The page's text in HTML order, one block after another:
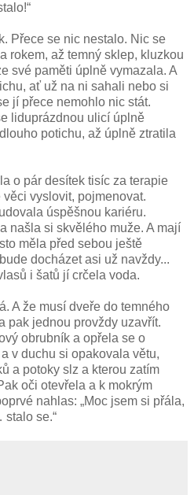
Přece se nic nestalo. Nic se
rokem, až temný sklep, kluzkou
své paměti úplně vymazala. A
ať už na ni sahali nebo si
jí přece nemohlo nic stát.
liduprázdnou ulicí úplně
potichu, až úplně ztratila
o pár desítek tisíc za terapie
vyslovit, pojmenovat.
úspěšnou kariéru.
našla si skvělého muže. A mají
měla před sebou ještě
docházet asi už navždy...
i šatů jí crčela voda.
A že musí dveře do temného
pak jednou provždy uzavřít.
obrubník a opřela se o
v duchu si opakovala větu,
a potoky slz a kterou zatím
oči otevřela a k mokrým
nahlas: „Moc jsem si přála,
se.“